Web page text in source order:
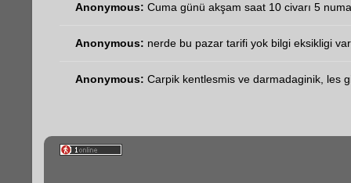
Anonymous: Cuma günü akşam saat 10 civarı 5
Anonymous: nerde bu pazar tarifi yok bilgi eksikligi var
Anonymous: Carpik kentlesmis ve darmadaginik, les